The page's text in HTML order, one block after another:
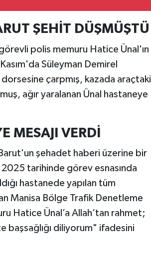
ŞEHİT DÜŞMÜŞTÜ
polis memuru Hatice Ünal'ın
Süleyman Demirel
dorsesine çarpmış, kazada araçtaki
ağır yaralanan Ünal hastaneye
MESAJI VERDİ
şehadet haberi üzerine bir
2025 tarihinde görev esnasında
hastanede yapılan tüm
Manisa Bölge Trafik Denetleme
Hatice Ünal’a Allah’tan rahmet;
başsağlığı diliyorum" ifadesini